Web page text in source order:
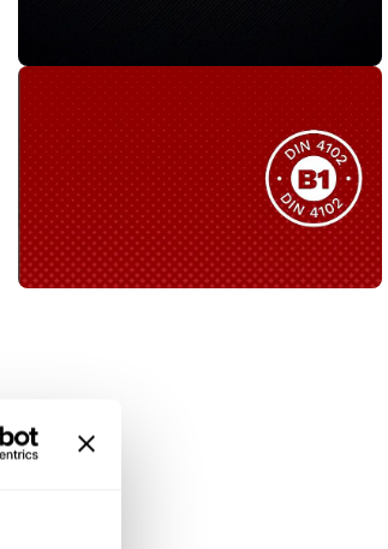
Sie haben nicht das passende
Produkt gefunden?
Wir helfen Ihnen gerne weiter!
Kollektion ansehen